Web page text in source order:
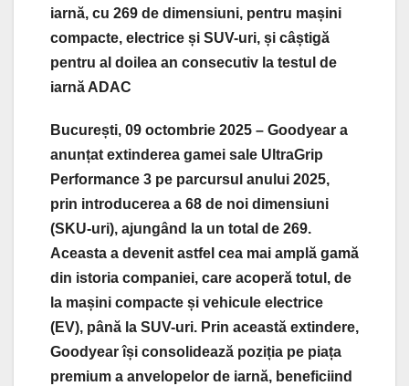
iarnă, cu 269 de dimensiuni, pentru mașini
compacte, electrice și SUV-uri, și câștigă
pentru al doilea an consecutiv la testul de
iarnă ADAC
București, 09 octombrie 2025 – Goodyear a
anunțat extinderea gamei sale UltraGrip
Performance 3 pe parcursul anului 2025,
prin introducerea a 68 de noi dimensiuni
(SKU-uri), ajungând la un total de 269.
Aceasta a devenit astfel cea mai amplă gamă
din istoria companiei, care acoperă totul, de
la mașini compacte și vehicule electrice
(EV), până la SUV-uri. Prin această extindere,
Goodyear își consolidează poziția pe piața
premium a anvelopelor de iarnă, beneficiind